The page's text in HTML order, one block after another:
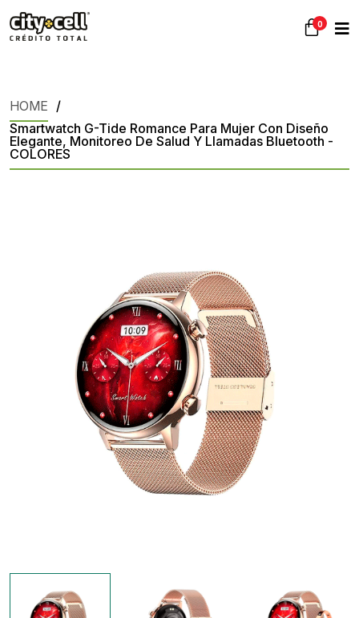
0
HOME
Smartwatch G-Tide Romance Para Mujer Con Diseño
Elegante, Monitoreo De Salud Y Llamadas Bluetooth -
COLORES